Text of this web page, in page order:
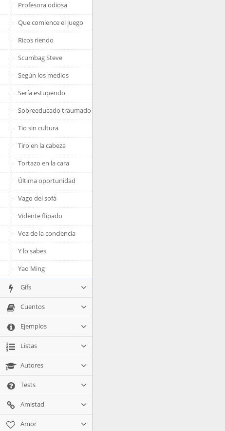
Profesora odiosa
Que comience el juego
Ricos riendo
Scumbag Steve
Según los medios
Sería estupendo
Sobreeducado traumado
Tio sin cultura
Tiro en la cabeza
Tortazo en la cara
Última oportunidad
Vago del sofá
Vidente flipado
Voz de la conciencia
Y lo sabes
Yao Ming
Gifs
Cuentos
Ejemplos
Listas
Autores
Tests
Amistad
Amor